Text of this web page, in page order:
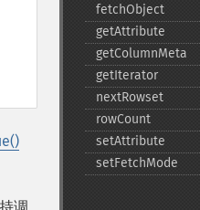
fetchObject
getAttribute
getColumnMeta
getIterator
nextRowset
rowCount
setAttribute
setFetchMode